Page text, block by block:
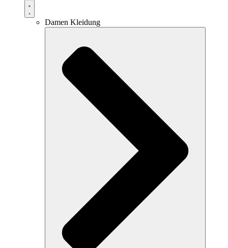
Damen Kleidung